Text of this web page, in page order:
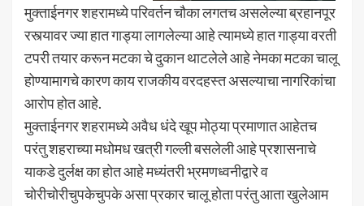
मुक्ताईनगर शहरामध्ये परिवर्तन चौका लगतच असलेल्या ब्रहानपूर
रस्त्यावर ज्या हात गाड्या लागलेल्या आहे त्यामध्ये हात गाड्या वरती
टपरी तयार करून मटका चे दुकान थाटलेले आहे नेमका मटका चालू
होण्यामागचे कारण काय राजकीय वरदहस्त असल्याचा नागरिकांचा
आरोप होत आहे.
मुक्ताईनगर शहरामध्ये अवैध धंदे खूप मोठ्या प्रमाणात आहेतच
परंतु शहराच्या मधोमध खत्री गल्ली बसलेली आहे प्रशासनाचे
याकडे दुर्लक्ष का होत आहे मध्यंतरी भ्रमणध्वनीद्वारे व
चोरीचोरीचुपकेचुपके असा प्रकार चालू होता परंतु आता खुलेआम